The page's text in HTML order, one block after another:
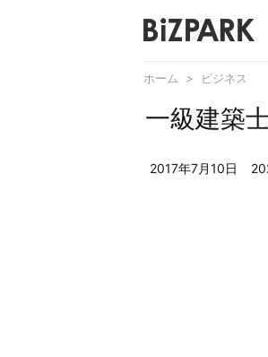
ホーム > ビジネス
一級建築
2017年7月10日